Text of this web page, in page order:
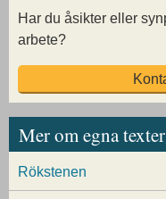
Har du åsikter eller
arbete?
Mer om egna texter
Rökstenen